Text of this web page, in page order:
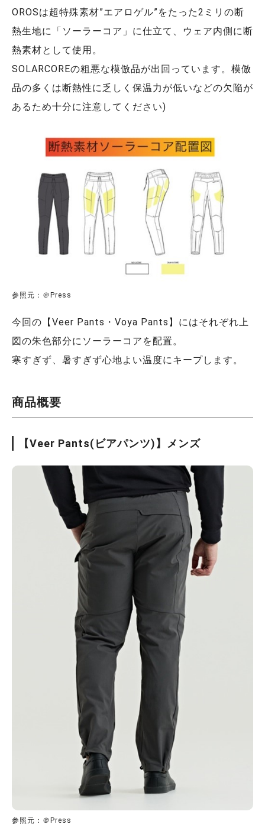
OROSは超特殊素材”エアロゲル”をたった2ミリの断
熱生地に「ソーラーコア」に仕立て、ウェア内側に断
熱素材として使用。
SOLARCOREの粗悪な模倣品が出回っています。模倣
品の多くは断熱性に乏しく保温力が低いなどの欠陥が
あるため十分に注意してください)
参照元：＠Press
今回の【Veer Pants・Voya Pants】にはそれぞれ上
図の朱色部分にソーラーコアを配置。
寒すぎず、暑すぎず心地よい温度にキープします。
商品概要
【Veer Pants(ビアパンツ)】メンズ
参照元：＠Press